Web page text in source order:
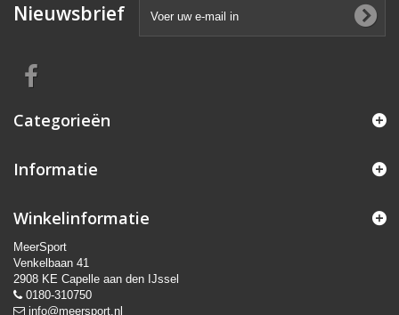
Nieuwsbrief
Categorieën
Informatie
Winkelinformatie
MeerSport
Venkelbaan 41
2908 KE Capelle aan den IJssel
0180-310750
info@meersport.nl